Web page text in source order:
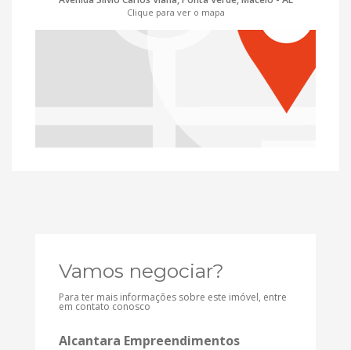
Clique para ver o mapa
Vamos negociar?
Para ter mais informações sobre este imóvel, entre
em contato conosco
Alcantara Empreendimentos